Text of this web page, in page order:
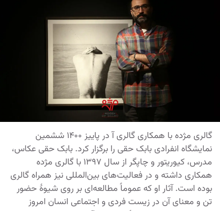
گالری مژده با همکاری گالری آ در پاییز 1400 ششمین
نمایشگاه انفرادی بابک حقی را برگزار کرد. بابک حقی عکاس،
مدرس، کیوریتور و چاپگر از سال 1397 با گالری مژده
همکاری داشته و در فعالیت‌های بین‌المللی نیز همراه گالری
بوده است. آثار او که عموماً مطالعه‌ای بر روی شیوۀ حضور
تن و معنای آن در زیست فردی و اجتماعی انسان امروز